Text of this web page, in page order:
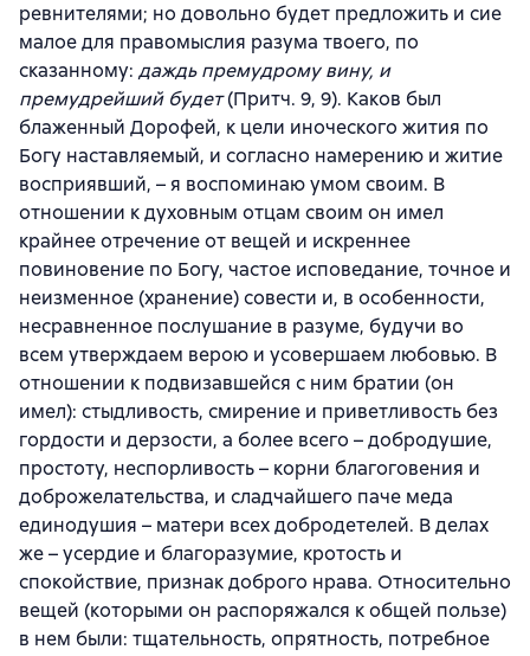
ревнителями; но довольно будет предложить и сие
малое для правомыслия разума твоего, по
сказанному: даждь премудрому вину, и
премудрейший будет(Притч. 9, 9). Каков был
блаженный Дорофей, к цели иноческого жития по
Богу наставляемый, и согласно намерению и житие
восприявший, – я воспоминаю умом своим. В
отношении к духовным отцам своим он имел
крайнее отречение от вещей и искреннее
повиновение по Богу, частое исповедание, точное и
неизменное (хранение) совести и, в особенности,
несравненное послушание в разуме, будучи во
всем утверждаем верою и усовершаем любовью. В
отношении к подвизавшейся с ним братии (он
имел): стыдливость, смирение и приветливость без
гордости и дерзости, а более всего – добродушие,
простоту, неспорливость – корни благоговения и
доброжелательства, и сладчайшего паче меда
единодушия – матери всех добродетелей. В делах
же – усердие и благоразумие, кротость и
спокойствие, признак доброго нрава. Относительно
вещей (которыми он распоряжался к общей пользе)
в нем были: тщательность, опрятность, потребное